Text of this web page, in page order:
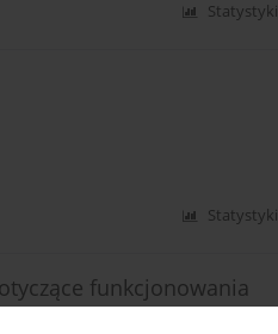
Statystyki
Statystyki
funkcjonowania